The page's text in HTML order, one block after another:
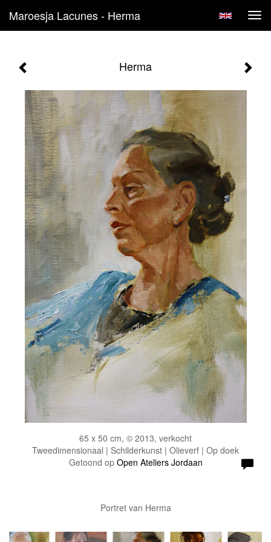
Maroesja Lacunes - Herma
Herma
65 x 50 cm, © 2013, verkocht
Tweedimensionaal | Schilderkunst | Olieverf | Op doek
Getoond op Open Ateliers Jordaan
Portret van Herma